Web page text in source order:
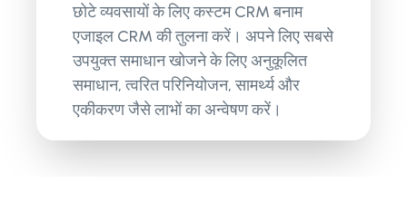
छोटे व्यवसायों के लिए कस्टम CRM बनाम
एजाइल CRM की तुलना करें। अपने लिए सबसे
उपयुक्त समाधान खोजने के लिए अनुकूलित
समाधान, त्वरित परिनियोजन, सामर्थ्य और
एकीकरण जैसे लाभों का अन्वेषण करें।